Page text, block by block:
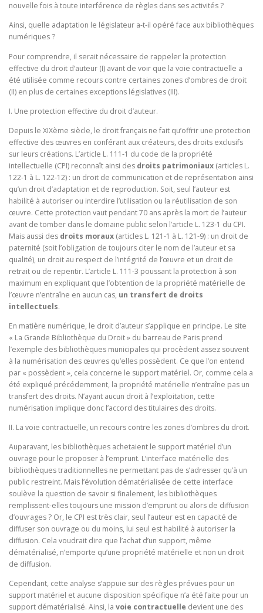
nouvelle fois à toute interférence de règles dans ses activités ?
Ainsi, quelle adaptation le législateur a-t-il opéré face aux bibliothèques
numériques ?
Pour comprendre, il serait nécessaire de rappeler la protection
effective du droit d’auteur (I) avant de voir que la voie contractuelle a
été utilisée comme recours contre certaines zones d’ombres de droit
(II) en plus de certaines exceptions législatives (III).
I. Une protection effective du droit d’auteur.
Depuis le XIXème siècle, le droit français ne fait qu’offrir une protection
effective des œuvres en conférant aux créateurs, des droits exclusifs
sur leurs créations. L’article L. 111-1 du code de la propriété
intellectuelle (CPI) reconnaît ainsi des droits patrimoniaux (articles L.
122-1 à L. 122-12) : un droit de communication et de représentation ainsi
qu’un droit d’adaptation et de reproduction. Soit, seul l’auteur est
habilité à autoriser ou interdire l’utilisation ou la réutilisation de son
œuvre. Cette protection vaut pendant 70 ans après la mort de l’auteur
avant de tomber dans le domaine public selon l’article L. 123-1 du CPI.
Mais aussi des droits moraux (articles L. 121-1 à L. 121-9) : un droit de
paternité (soit l’obligation de toujours citer le nom de l’auteur et sa
qualité), un droit au respect de l’intégrité de l’œuvre et un droit de
retrait ou de repentir. L’article L. 111-3 poussant la protection à son
maximum en expliquant que l’obtention de la propriété matérielle de
l’œuvre n’entraîne en aucun cas, un transfert de droits
intellectuels.
En matière numérique, le droit d’auteur s’applique en principe. Le site
« La Grande Bibliothèque du Droit » du barreau de Paris prend
l’exemple des bibliothèques municipales qui procèdent assez souvent
à la numérisation des œuvres qu’elles possèdent. Ce que l’on entend
par « possèdent », cela concerne le support matériel. Or, comme cela a
été expliqué précédemment, la propriété matérielle n’entraîne pas un
transfert des droits. N’ayant aucun droit à l’exploitation, cette
numérisation implique donc l’accord des titulaires des droits.
II. La voie contractuelle, un recours contre les zones d’ombres du droit.
Auparavant, les bibliothèques achetaient le support matériel d’un
ouvrage pour le proposer à l’emprunt. L’interface matérielle des
bibliothèques traditionnelles ne permettant pas de s’adresser qu’à un
public restreint. Mais l’évolution dématérialisée de cette interface
soulève la question de savoir si finalement, les bibliothèques
remplissent-elles toujours une mission d’emprunt ou alors de diffusion
d’ouvrages ? Or, le CPI est très clair, seul l’auteur est en capacité de
diffuser son ouvrage ou du moins, lui seul est habilité à autoriser la
diffusion. Cela voudrait dire que l’achat d’un support, même
dématérialisé, n’emporte qu’une propriété matérielle et non un droit
de diffusion.
Cependant, cette analyse s’appuie sur des règles prévues pour un
support matériel et aucune disposition spécifique n’a été faite pour un
support dématérialisé. Ainsi, la voie contractuelle devient une des